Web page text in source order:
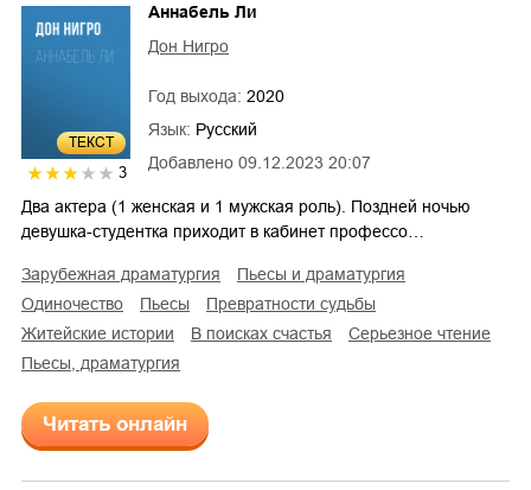
ТЕКСТ
3
Добавлено 09.12.2023 20:07
Аннабель Ли
Дон Нигро
Год выхода: 2020
Язык: Русский
Два актера (1 женская и 1 мужская роль). Поздней ночью
девушка-студентка приходит в кабинет профессо…
зарубежная драматургия
пьесы и драматургия
одиночество
пьесы
превратности судьбы
житейские истории
в поисках счастья
серьезное чтение
пьесы, драматургия
Читать онлайн